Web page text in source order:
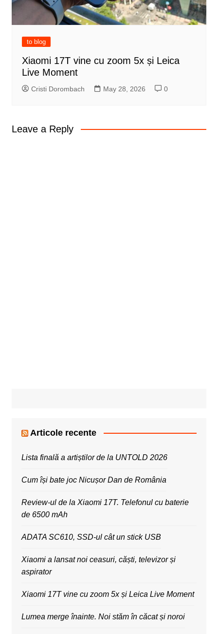
to blog
Xiaomi 17T vine cu zoom 5x și Leica
Live Moment
Cristi Dorombach May 28, 2026 0
Leave a Reply
Articole recente
Lista finală a artiștilor de la UNTOLD 2026
Cum își bate joc Nicușor Dan de România
Review-ul de la Xiaomi 17T. Telefonul cu baterie
de 6500 mAh
ADATA SC610, SSD-ul cât un stick USB
Xiaomi a lansat noi ceasuri, căști, televizor și
aspirator
Xiaomi 17T vine cu zoom 5x și Leica Live Moment
Lumea merge înainte. Noi stăm în căcat și noroi